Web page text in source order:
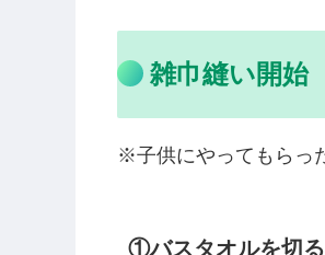
・布とは違う色の刺繍糸
・裁縫セット（針・布